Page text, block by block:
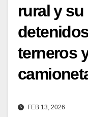
rural y
terneros
FEB 13, 2026